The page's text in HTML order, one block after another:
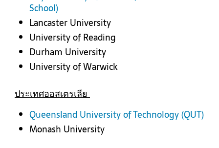
School)
Lancaster University
University of Reading
Durham University
University of Warwick
ประเทศออสเตรเลีย
Queensland University of Technology (QUT)
Monash University